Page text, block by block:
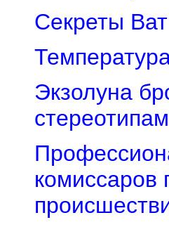
Секреты
Экзолуна
стереотипам
комиссаров